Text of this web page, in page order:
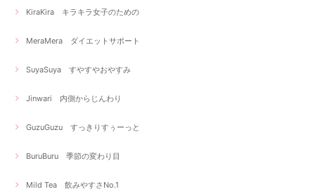
KiraKira キラキラ女子のための
MeraMera ダイエットサポート
SuyaSuya すやすやおやすみ
Jinwari 内側からじんわり
GuzuGuzu すっきりすぅーっと
BuruBuru 季節の変わり目
Mild Tea 飲みやすさNo.1